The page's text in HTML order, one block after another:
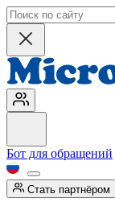
Бот для обращений
Стать партнёром